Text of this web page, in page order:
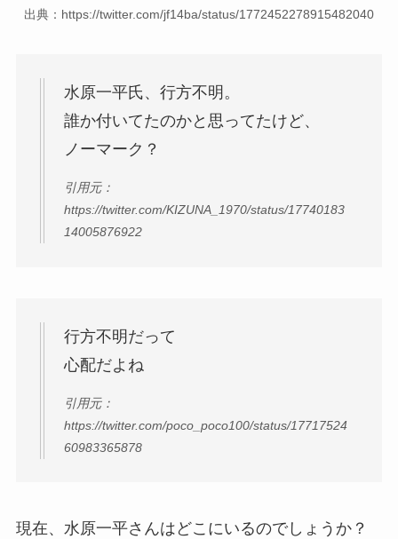
出典：https://twitter.com/jf14ba/status/1772452278915482040
水原一平氏、行方不明。
誰か付いてたのかと思ってたけど、
ノーマーク？
引用元：
https://twitter.com/KIZUNA_1970/status/17740183
14005876922
行方不明だって
心配だよね
引用元：
https://twitter.com/poco_poco100/status/17717524
60983365878
現在、水原一平さんはどこにいるのでしょうか？